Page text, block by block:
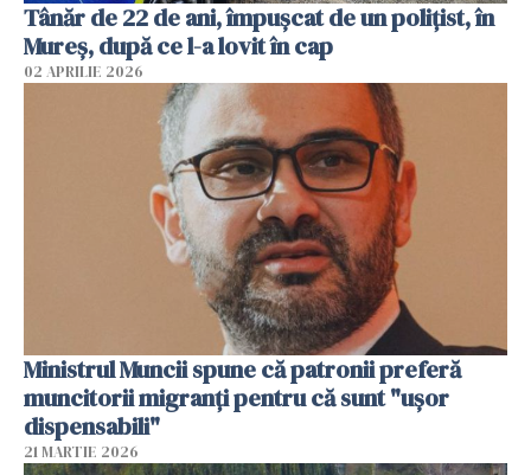
Tânăr de 22 de ani, împușcat de un polițist, în
Mureș, după ce l-a lovit în cap
02 APRILIE 2026
Ministrul Muncii spune că patronii preferă
muncitorii migranți pentru că sunt "uşor
dispensabili"
21 MARTIE 2026